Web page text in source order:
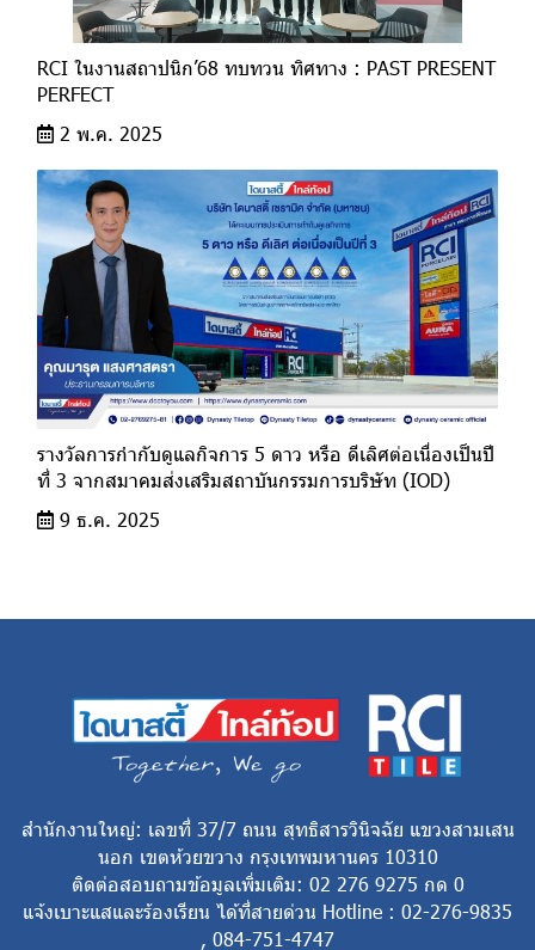
RCI ในงานสถาปนิก’68 ทบทวน ทิศทาง : PAST PRESENT
PERFECT ​
2 พ.ค. 2025
รางวัลการกำกับดูแลกิจการ 5 ดาว หรือ ดีเลิศต่อเนื่องเป็นปี
ที่ 3 จากสมาคมส่งเสริมสถาบันกรรมการบริษัท (IOD)
9 ธ.ค. 2025
สำนักงานใหญ่: เลขที่ 37/7 ถนน สุทธิสารวินิจฉัย แขวงสามเสน
นอก เขตห้วยขวาง กรุงเทพมหานคร 10310
ติดต่อสอบถามข้อมูลเพิ่มเติม: 02 276 9275 กด 0
แจ้งเบาะแสและร้องเรียน ได้ที่สายด่วน Hotline : 02-276-9835
, 084-751-4747